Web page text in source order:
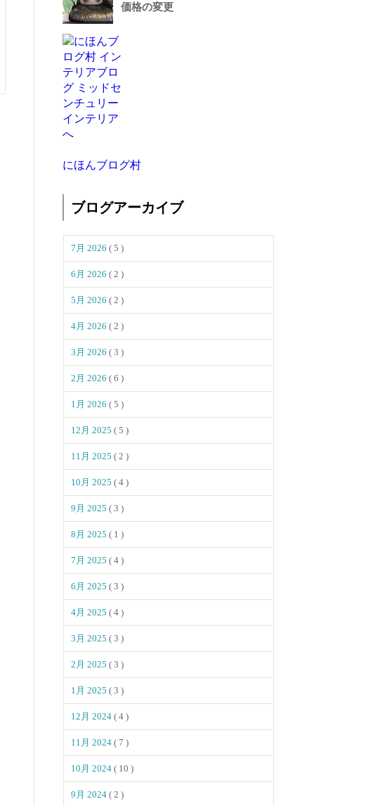
価格の変更
にほんブログ村
ブログアーカイブ
7月 2026 ( 5 )
6月 2026 ( 2 )
5月 2026 ( 2 )
4月 2026 ( 2 )
3月 2026 ( 3 )
2月 2026 ( 6 )
1月 2026 ( 5 )
12月 2025 ( 5 )
11月 2025 ( 2 )
10月 2025 ( 4 )
9月 2025 ( 3 )
8月 2025 ( 1 )
7月 2025 ( 4 )
6月 2025 ( 3 )
4月 2025 ( 4 )
3月 2025 ( 3 )
2月 2025 ( 3 )
1月 2025 ( 3 )
12月 2024 ( 4 )
11月 2024 ( 7 )
10月 2024 ( 10 )
9月 2024 ( 2 )